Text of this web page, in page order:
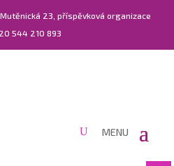
23, příspěvková organizace
544 210 893